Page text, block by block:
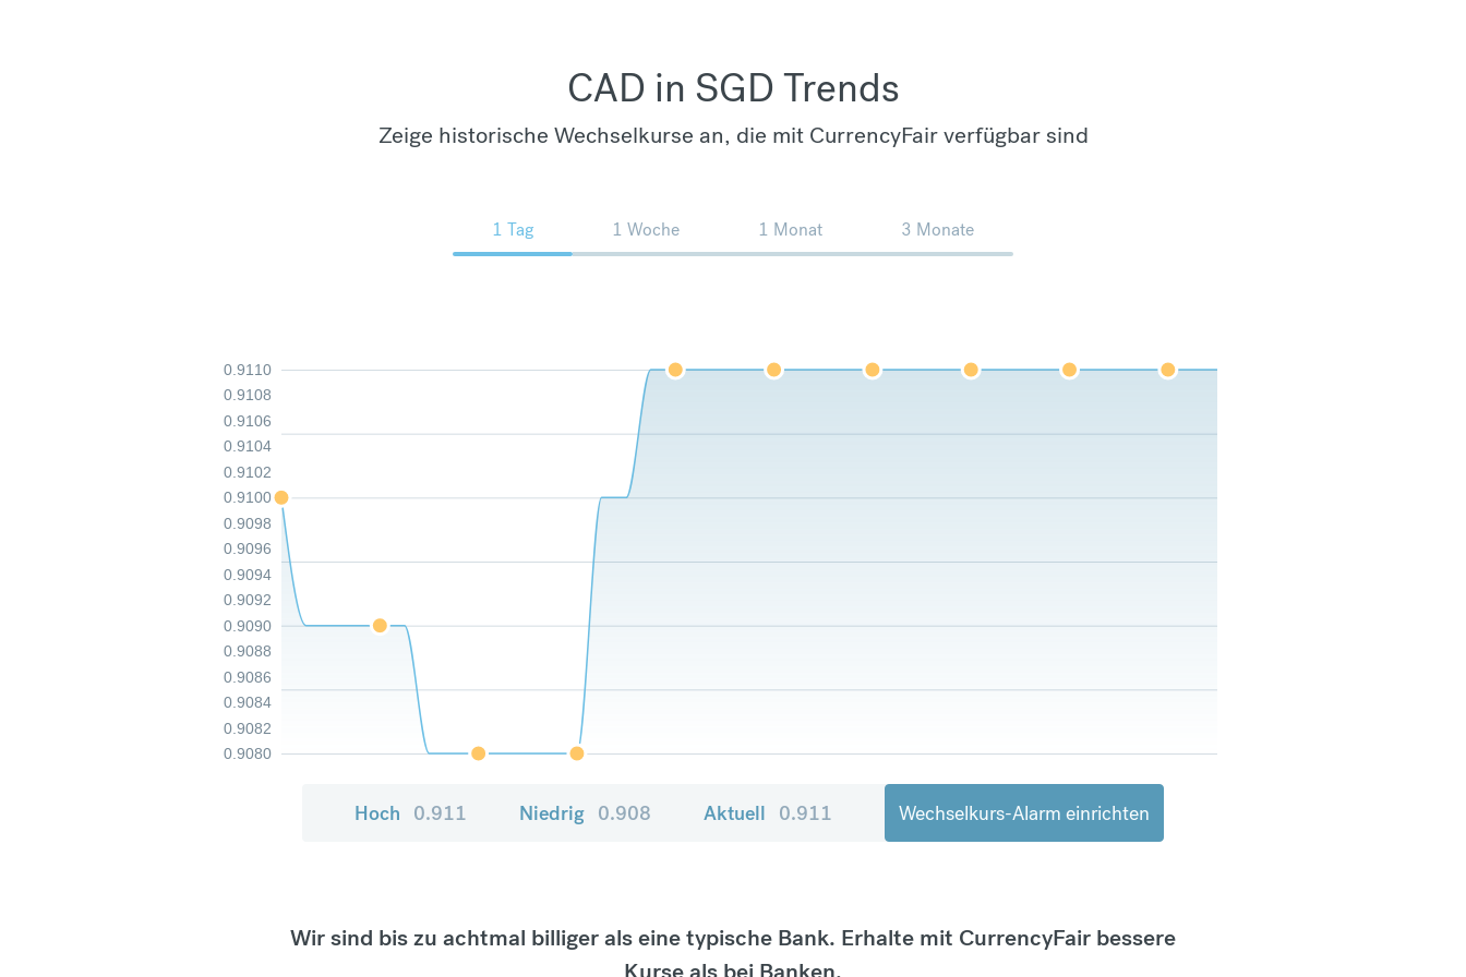
CAD in SGD Trends
Zeige historische Wechselkurse an, die mit CurrencyFair verfügbar sind
1 Tag 1 Woche 1 Monat 3 Monate
0.9080
0.9082
0.9084
0.9086
0.9088
0.9090
0.9092
0.9094
0.9096
0.9098
0.9100
0.9102
0.9104
0.9106
0.9108
0.9110
Hoch 0.911 Niedrig 0.908 Aktuell 0.911 Wechselkurs-Alarm einrichten
Wir sind bis zu achtmal billiger als eine typische Bank. Erhalte mit CurrencyFair bessere
Kurse als bei Banken.